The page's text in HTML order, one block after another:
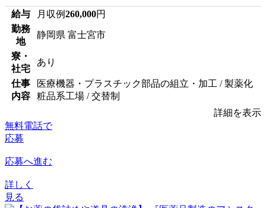
給与 月収例260,000円
勤務
地
静岡県 富士宮市
寮・
社宅
あり
仕事
内容
医療機器・プラスチック部品の組立・加工 / 製薬化
粧品系工場 / 交替制
詳細を表示
無料電話で
応募
応募へ進む
詳しく
見る